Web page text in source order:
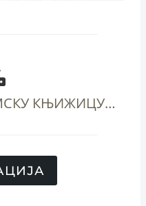
КЊИЖИЦУ…